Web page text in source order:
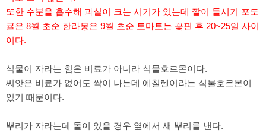
또한 수분을 흡수해 과실이 크는 시기가 있는데 깔이 들시기 포도
귤은 8월 초순 한라봉은 9월 초순 토마토는 꽃핀 후 20~25일 사이
이다.
식물이 자라는 힘은 비료가 아니라 식물호르몬이다.
씨앗은 비료가 없어도 싹이 나는데 에칠렌이라는 식물호르몬이
있기 때문이다.
뿌리가 자라는데 돌이 있을 경우 옆에서 새 뿌리를 낸다.